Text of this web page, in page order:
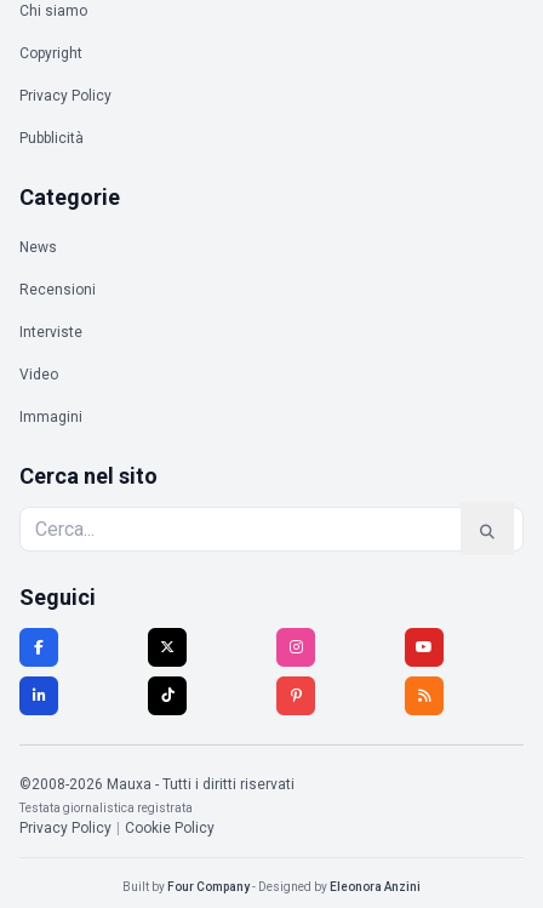
Chi siamo
Copyright
Privacy Policy
Pubblicità
Categorie
News
Recensioni
Interviste
Video
Immagini
Cerca nel sito
Seguici
©2008-2026 Mauxa - Tutti i diritti riservati
Testata giornalistica registrata
Privacy Policy | Cookie Policy
Built by Four Company- Designed by Eleonora Anzini